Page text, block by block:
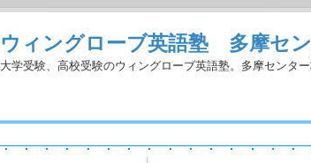
ウィングローブ英語塾 多摩セ
大学受験、高校受験のウィングローブ英語塾。多摩センター